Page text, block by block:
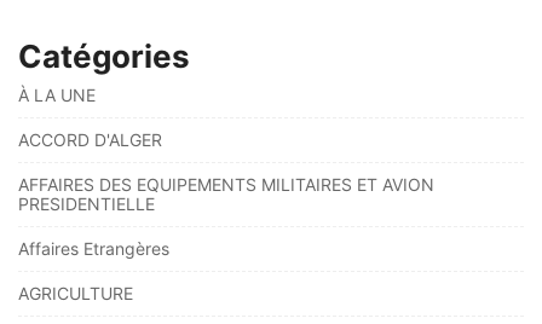
Catégories
À LA UNE
ACCORD D'ALGER
AFFAIRES DES EQUIPEMENTS MILITAIRES ET AVION
PRESIDENTIELLE
Affaires Etrangères
AGRICULTURE